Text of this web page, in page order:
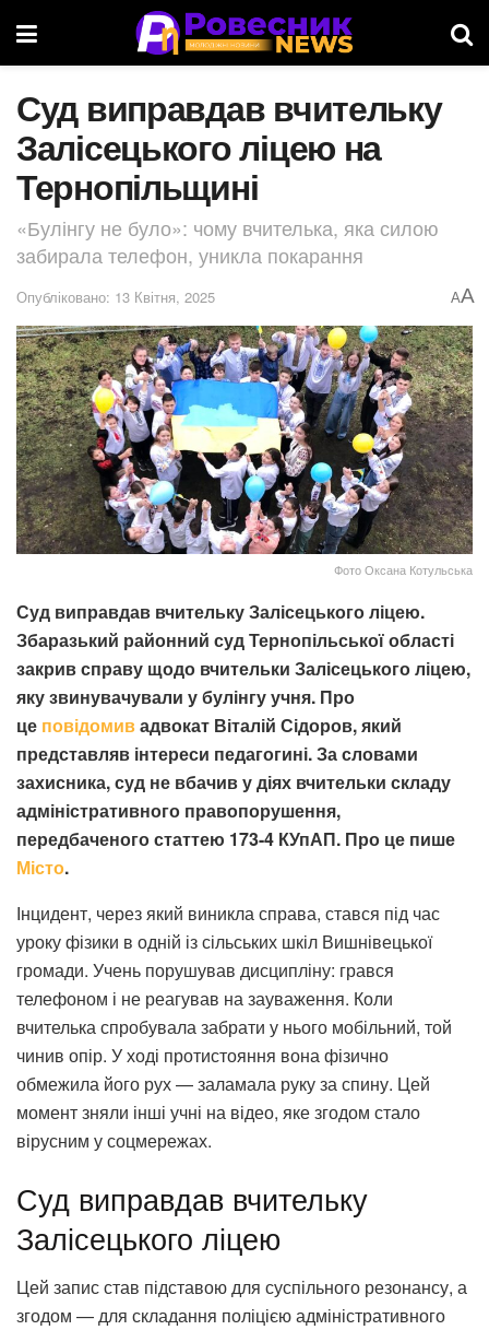
Суд виправдав вчительку
Залісецького ліцею на
Тернопільщині
«Булінгу не було»: чому вчителька, яка силою
забирала телефон, уникла покарання
Опубліковано: 13 Квітня, 2025 AA
Фото Оксана Котульська
Суд виправдав вчительку Залісецького ліцею.
Збаразький районний суд Тернопільської області
закрив справу щодо вчительки Залісецького ліцею,
яку звинувачували у булінгу учня. Про
це повідомивадвокат Віталій Сідоров, який
представляв інтереси педагогині. За словами
захисника, суд не вбачив у діях вчительки складу
адміністративного правопорушення,
передбаченого статтею 173-4 КУпАП. Про це пише
Місто.
Інцидент, через який виникла справа, стався під час
уроку фізики в одній із сільських шкіл Вишнівецької
громади. Учень порушував дисципліну: грався
телефоном і не реагував на зауваження. Коли
вчителька спробувала забрати у нього мобільний, той
чинив опір. У ході протистояння вона фізично
обмежила його рух — заламала руку за спину. Цей
момент зняли інші учні на відео, яке згодом стало
вірусним у соцмережах.
Суд виправдав вчительку
Залісецького ліцею
Цей запис став підставою для суспільного резонансу, а
згодом — для складання поліцією адміністративного